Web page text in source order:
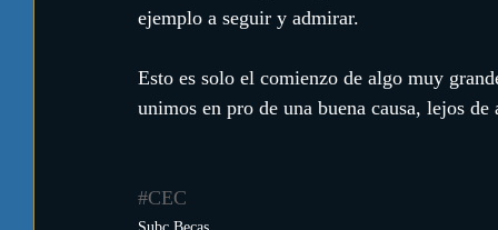
ejemplo a seguir y admirar.
Esto es solo el comienzo de algo muy
unimos en pro de una buena causa, lejos
#CEC